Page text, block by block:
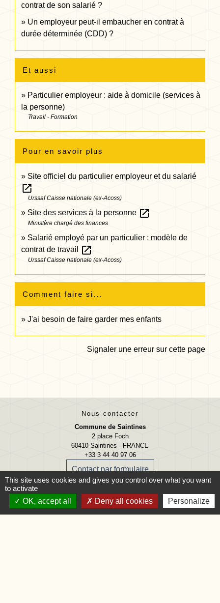
contrat de son salarié ?
Un employeur peut-il embaucher en contrat à
durée déterminée (CDD) ?
Et aussi
Particulier employeur : aide à domicile (services à
la personne)
Travail - Formation
Pour en savoir plus
Site officiel du particulier employeur et du salarié
open_in_new
Urssaf Caisse nationale (ex-Acoss)
Site des services à la personne open_in_new
Ministère chargé des finances
Salarié employé par un particulier : modèle de
contrat de travail
open_in_new
Urssaf Caisse nationale (ex-Acoss)
Comment faire si...
J'ai besoin de faire garder mes enfants
Signaler une erreur sur cette page
Nous contacter
Commune de Saintines
2 place Foch
60410 Saintines - FRANCE
+33 3 44 40 97 06
Contact par formulaire
Accueil téléphonique
Lundi, mardi, jeudi et vendredi
09:00 - 12:00 13:30 - 17:00
This site uses cookies and gives you control over what you want
to activate
OK, accept all
Deny all cookies Personalize